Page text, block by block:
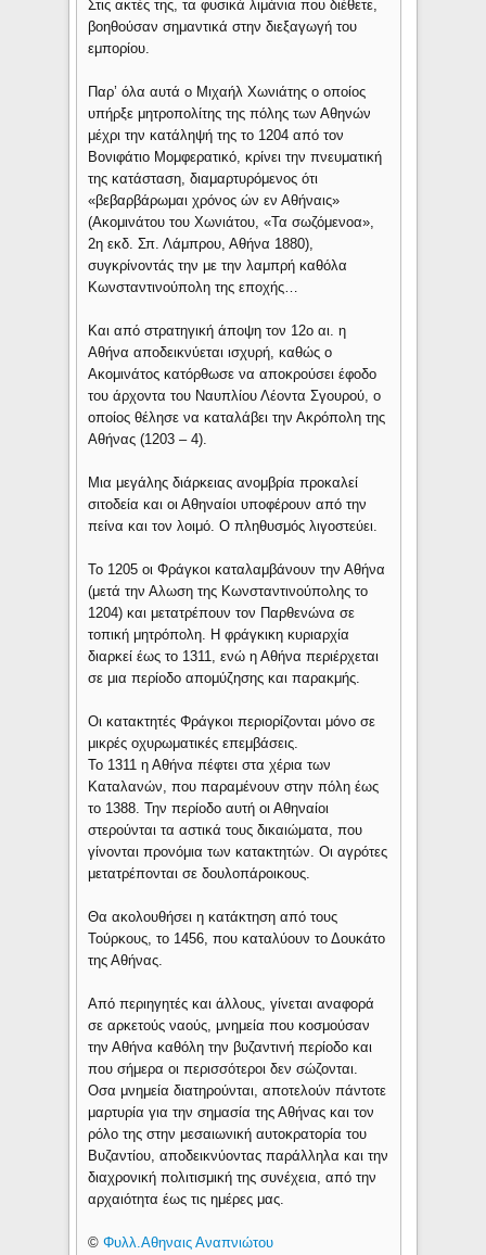
Στις ακτές της, τα φυσικά λιμάνια που διέθετε,
βοηθούσαν σημαντικά στην διεξαγωγή του
εμπορίου.
Παρ’ όλα αυτά ο Μιχαήλ Χωνιάτης ο οποίος
υπήρξε μητροπολίτης της πόλης των Αθηνών
μέχρι την κατάληψή της το 1204 από τον
Βονιφάτιο Μομφερατικό, κρίνει την πνευματική
της κατάσταση, διαμαρτυρόμενος ότι
«βεβαρβάρωμαι χρόνος ών εν Αθήναις»
(Ακομινάτου του Χωνιάτου, «Τα σωζόμενοα»,
2η εκδ. Σπ. Λάμπρου, Αθήνα 1880),
συγκρίνοντάς την με την λαμπρή καθόλα
Κωνσταντινούπολη της εποχής…
Και από στρατηγική άποψη τον 12ο αι. η
Αθήνα αποδεικνύεται ισχυρή, καθώς ο
Ακομινάτος κατόρθωσε να αποκρούσει έφοδο
του άρχοντα του Ναυπλίου Λέοντα Σγουρού, ο
οποίος θέλησε να καταλάβει την Ακρόπολη της
Αθήνας (1203 – 4).
Μια μεγάλης διάρκειας ανομβρία προκαλεί
σιτοδεία και οι Αθηναίοι υποφέρουν από την
πείνα και τον λοιμό. Ο πληθυσμός λιγοστεύει.
Το 1205 οι Φράγκοι καταλαμβάνουν την Αθήνα
(μετά την Αλωση της Κωνσταντινούπολης το
1204) και μετατρέπουν τον Παρθενώνα σε
τοπική μητρόπολη. Η φράγκικη κυριαρχία
διαρκεί έως το 1311, ενώ η Αθήνα περιέρχεται
σε μια περίοδο απομύζησης και παρακμής.
Οι κατακτητές Φράγκοι περιορίζονται μόνο σε
μικρές οχυρωματικές επεμβάσεις.
Το 1311 η Αθήνα πέφτει στα χέρια των
Καταλανών, που παραμένουν στην πόλη έως
το 1388. Την περίοδο αυτή οι Αθηναίοι
στερούνται τα αστικά τους δικαιώματα, που
γίνονται προνόμια των κατακτητών. Οι αγρότες
μετατρέπονται σε δουλοπάροικους.
Θα ακολουθήσει η κατάκτηση από τους
Τούρκους, το 1456, που καταλύουν το Δουκάτο
της Αθήνας.
Από περιηγητές και άλλους, γίνεται αναφορά
σε αρκετούς ναούς, μνημεία που κοσμούσαν
την Αθήνα καθόλη την βυζαντινή περίοδο και
που σήμερα οι περισσότεροι δεν σώζονται.
Οσα μνημεία διατηρούνται, αποτελούν πάντοτε
μαρτυρία για την σημασία της Αθήνας και τον
ρόλο της στην μεσαιωνική αυτοκρατορία του
Βυζαντίου, αποδεικνύοντας παράλληλα και την
διαχρονική πολιτισμική της συνέχεια, από την
αρχαιότητα έως τις ημέρες μας.
©Φυλλ.Αθηναις Αναπνιώτου